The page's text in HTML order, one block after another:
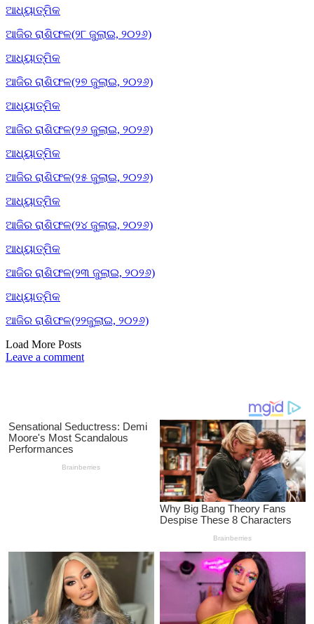
ଆଧ୍ୟାତ୍ମିକ
ଆଜିର ରାଶିଫଳ(୨୮ ଜୁଲାଇ, ୨୦୨୬)
ଆଧ୍ୟାତ୍ମିକ
ଆଜିର ରାଶିଫଳ(୨୭ ଜୁଲାଇ, ୨୦୨୬)
ଆଧ୍ୟାତ୍ମିକ
ଆଜିର ରାଶିଫଳ(୨୬ ଜୁଲାଇ, ୨୦୨୬)
ଆଧ୍ୟାତ୍ମିକ
ଆଜିର ରାଶିଫଳ(୨୫ ଜୁଲାଇ, ୨୦୨୬)
ଆଧ୍ୟାତ୍ମିକ
ଆଜିର ରାଶିଫଳ(୨୪ ଜୁଲାଇ, ୨୦୨୬)
ଆଧ୍ୟାତ୍ମିକ
ଆଜିର ରାଶିଫଳ(୨୩ ଜୁଲାଇ, ୨୦୨୬)
ଆଧ୍ୟାତ୍ମିକ
ଆଜିର ରାଶିଫଳ(୨୨ଜୁଲାଇ, ୨୦୨୬)
Load More Posts
Leave a comment